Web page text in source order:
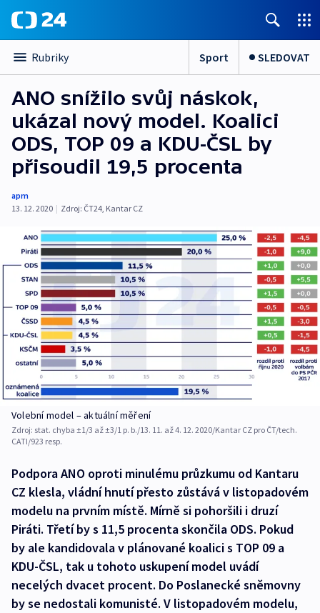
Rubriky Sport SLEDOVAT
ANO snížilo svůj náskok,
ukázal nový model. Koalici
ODS, TOP 09 a KDU-ČSL by
přisoudil 19,5 procenta
apm
13. 12. 2020 | Zdroj: ČT24, Kantar CZ
Volební model – aktuální měření
Zdroj: stat. chyba ±1/3 až ±3/1 p. b./13. 11. až 4. 12. 2020/Kantar CZ pro ČT/tech.
CATI/923 resp.
Podpora ANO oproti minulému průzkumu od Kantaru
CZ klesla, vládní hnutí přesto zůstává v listopadovém
modelu na prvním místě. Mírně si pohoršili i druzí
Piráti. Třetí by s 11,5 procenta skončila ODS. Pokud
by ale kandidovala v plánované koalici s TOP 09 a
KDU-ČSL, tak u tohoto uskupení model uvádí
necelých dvacet procent. Do Poslanecké sněmovny
by se nedostali komunisté. V listopadovém modelu,